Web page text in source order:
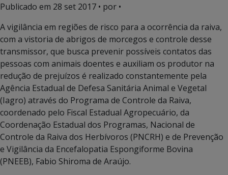
Publicado em 28 set 2017 • por •
A vigilância em regiões de risco para a ocorrência da raiva,
com a vistoria de abrigos de morcegos e controle desse
transmissor, que busca prevenir possíveis contatos das
pessoas com animais doentes e auxiliam os produtor na
redução de prejuízos é realizado constantemente pela
Agência Estadual de Defesa Sanitária Animal e Vegetal
(Iagro) através do Programa de Controle da Raiva,
coordenado pelo Fiscal Estadual Agropecuário, da
Coordenação Estadual dos Programas, Nacional de
Controle da Raiva dos Herbívoros (PNCRH) e de Prevenção
e Vigilância da Encefalopatia Espongiforme Bovina
(PNEEB), Fabio Shiroma de Araújo.